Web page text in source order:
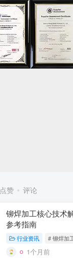
点赞 评论
铆焊加工核心技术
参考指南
行业资讯 # 铆焊加
1个月前